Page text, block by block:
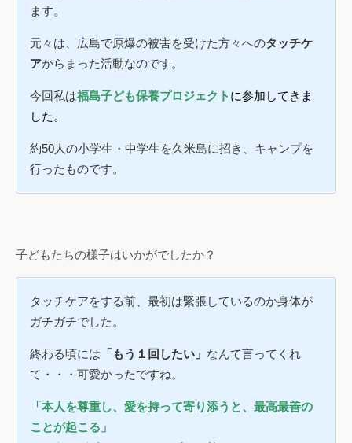
ます。
元々は、広島で原爆の被害を受けた方々へのタッチケ
アからまった活動なのです。
今回私は福島子ども保養プロジェクト に参加してきま
した。
約50人の小学生・中学生を久米島に招き、キャンプを
行ったものです。
子どもたちの様子はいかがでしたか？
タッチケアをする前、最初は緊張しているのか身体が
ガチガチでした。
終わる頃には 「もう１回したい」 なんて言ってくれ
て・・・可愛かったですね。
「本人を尊重し、愛を持って寄り添うと、最高最善の
ことが起こる」